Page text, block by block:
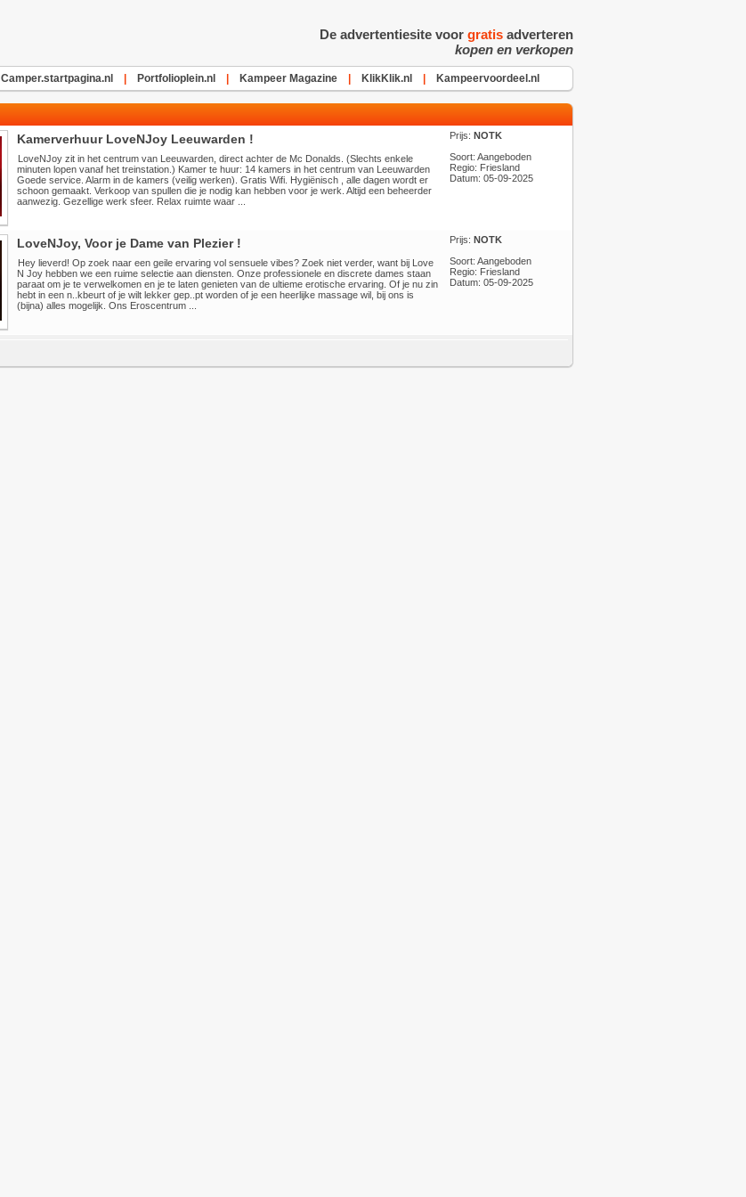
De advertentiesite voor gratisadverteren
kopen en verkopen
Camper.startpagina.nl Portfolioplein.nl Kampeer Magazine KlikKlik.nl Kampeervoordeel.nl
Kamerverhuur LoveNJoy Leeuwarden !
LoveNJoy zit in het centrum van Leeuwarden, direct achter de Mc Donalds. (Slechts enkele
minuten lopen vanaf het treinstation.) Kamer te huur: 14 kamers in het centrum van Leeuwarden
Goede service. Alarm in de kamers (veilig werken). Gratis Wifi. Hygiënisch , alle dagen wordt er
schoon gemaakt. Verkoop van spullen die je nodig kan hebben voor je werk. Altijd een beheerder
aanwezig. Gezellige werk sfeer. Relax ruimte waar ...
Prijs: NOTK
Soort: Aangeboden
Regio: Friesland
Datum: 05-09-2025
LoveNJoy, Voor je Dame van Plezier !
Hey lieverd! Op zoek naar een geile ervaring vol sensuele vibes? Zoek niet verder, want bij Love
N Joy hebben we een ruime selectie aan diensten. Onze professionele en discrete dames staan
paraat om je te verwelkomen en je te laten genieten van de ultieme erotische ervaring. Of je nu zin
hebt in een n..kbeurt of je wilt lekker gep..pt worden of je een heerlijke massage wil, bij ons is
(bijna) alles mogelijk. Ons Eroscentrum ...
Prijs: NOTK
Soort: Aangeboden
Regio: Friesland
Datum: 05-09-2025